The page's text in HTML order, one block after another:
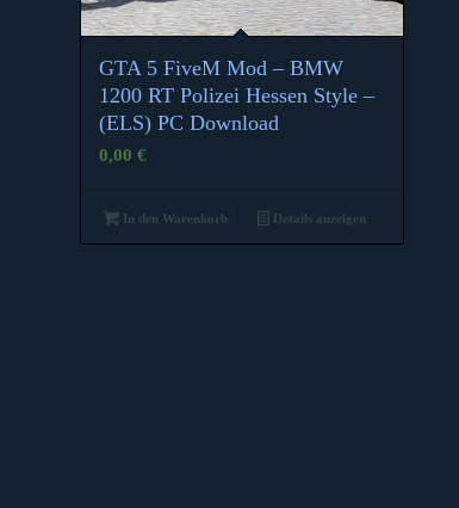
GTA 5 FiveM Mod – BMW
1200 RT Polizei Hessen Style –
(ELS) PC Download
0,00 €
In den Warenkorb Details anzeigen